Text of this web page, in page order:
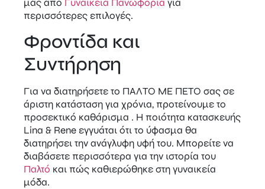
περισσότερες επιλογές.
Φροντίδα και
Συντήρηση
Για να διατηρήσετε το ΠΑΛΤΟ ΜΕ ΠΕΤΟ σας σε
άριστη κατάσταση για χρόνια, προτείνουμε το
προσεκτικό καθάρισμα . Η ποιότητα κατασκευής
Lina & Rene εγγυάται ότι το ύφασμα θα
διατηρήσει την ανάγλυφη υφή του. Μπορείτε να
διαβάσετε περισσότερα για την ιστορία του
Παλτό και πώς καθιερώθηκε στη γυναικεία
μόδα.